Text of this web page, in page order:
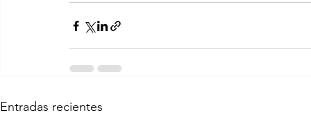
Entradas recientes